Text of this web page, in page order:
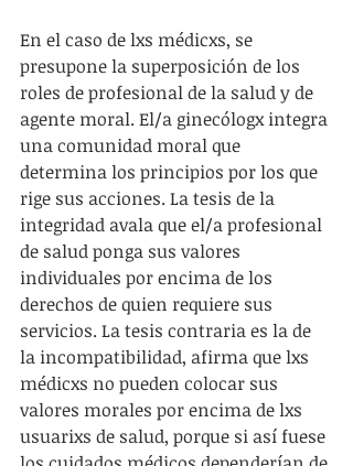
En el caso de lxs médicxs, se
presupone la superposición de los
roles de profesional de la salud y de
agente moral. El/a ginecólogx integra
una comunidad moral que
determina los principios por los que
rige sus acciones. La tesis de la
integridad avala que el/a profesional
de salud ponga sus valores
individuales por encima de los
derechos de quien requiere sus
servicios. La tesis contraria es la de
la incompatibilidad, afirma que lxs
médicxs no pueden colocar sus
valores morales por encima de lxs
usuarixs de salud, porque si así fuese